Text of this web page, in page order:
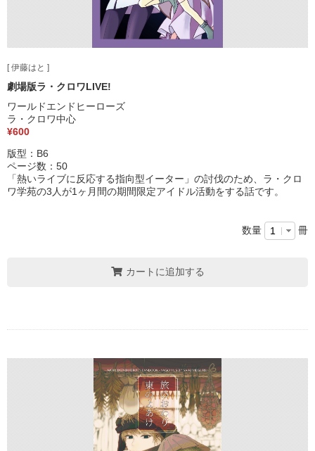
[ 伊藤はと ]
劇場版ラ・クロワLIVE!
ワールドエンドヒーローズ
ラ・クロワ中心
¥600
版型：B6
ページ数：50
「熱いライブに反応する指向型イーター」の討伐のため、ラ・クロ
ワ学苑の3人が1ヶ月間の期間限定アイドル活動をする話です。
数量 冊
カートに追加する